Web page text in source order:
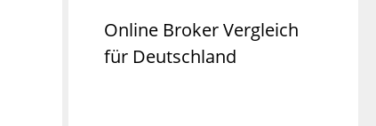
Online Broker Vergleich
für Deutschland